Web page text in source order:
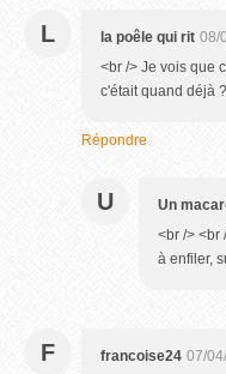
L la poêle qui rit 08/
<br /> Je vois que
c'était quand déjà
Répondre
U Un
<br /> <br
à enfiler,
F francoise24 07/